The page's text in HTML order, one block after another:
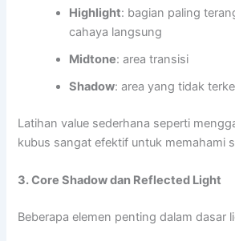
Highlight: bagian paling
cahaya langsung
Midtone: area transisi
Shadow: area yang tidak
Latihan value sederhana seperti
kubus sangat efektif untuk memahami
3. Core Shadow dan Reflected Light
Beberapa elemen penting dalam dasar